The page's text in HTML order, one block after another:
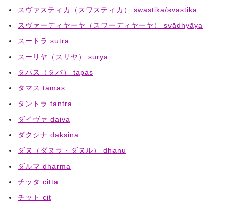
スヴァスティカ（スワスティカ） swastika/svastika
スヴァーディヤーヤ（スワーディヤーヤ） svādhyāya
スートラ sūtra
スーリヤ（スリヤ） sūrya
タパス（タパ） tapas
タマス tamas
タントラ tantra
ダイヴァ daiva
ダクシナ dakṣiṇa
ダヌ（ダヌラ・ダヌル） dhanu
ダルマ dharma
チッタ citta
チット cit